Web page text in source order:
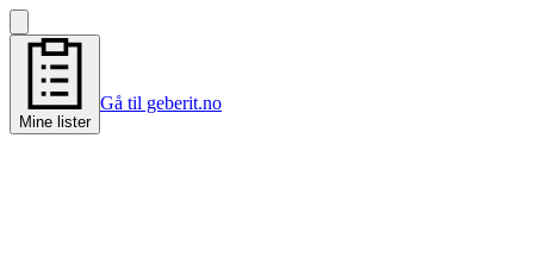
Mine lister
Gå til geberit.no